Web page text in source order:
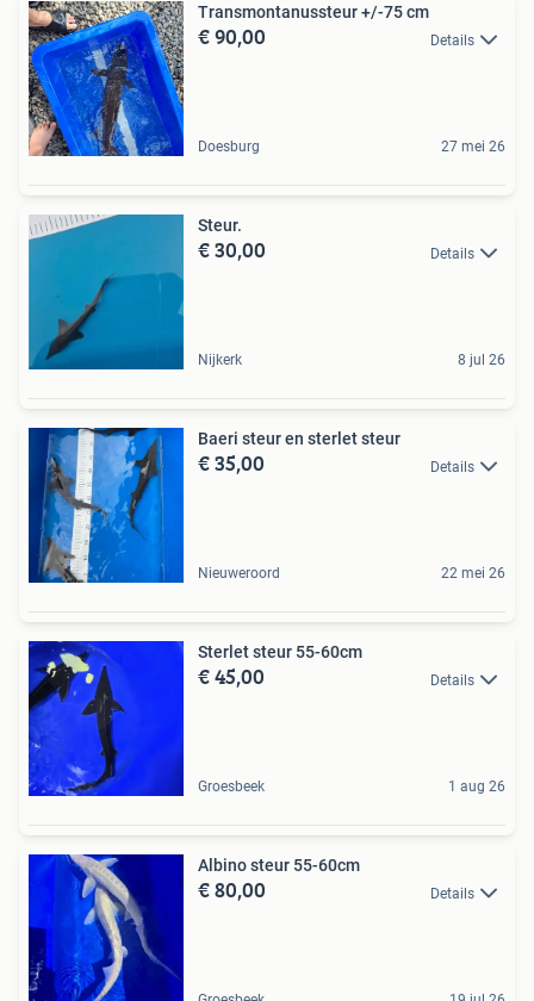
Transmontanussteur +/-75 cm
€ 90,00 Details
Doesburg 27 mei 26
Steur.
€ 30,00 Details
Nijkerk 8 jul 26
Baeri steur en sterlet steur
€ 35,00 Details
Nieuweroord 22 mei 26
Sterlet steur 55-60cm
€ 45,00 Details
Groesbeek 1 aug 26
Albino steur 55-60cm
€ 80,00 Details